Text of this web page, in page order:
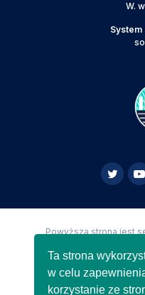
W.
System
Powyższa strona jest
Copyright IMGW-
Ta strona
w celu
korzystanie ze